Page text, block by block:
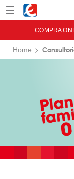
Menú Eroski
COMPRA
Home